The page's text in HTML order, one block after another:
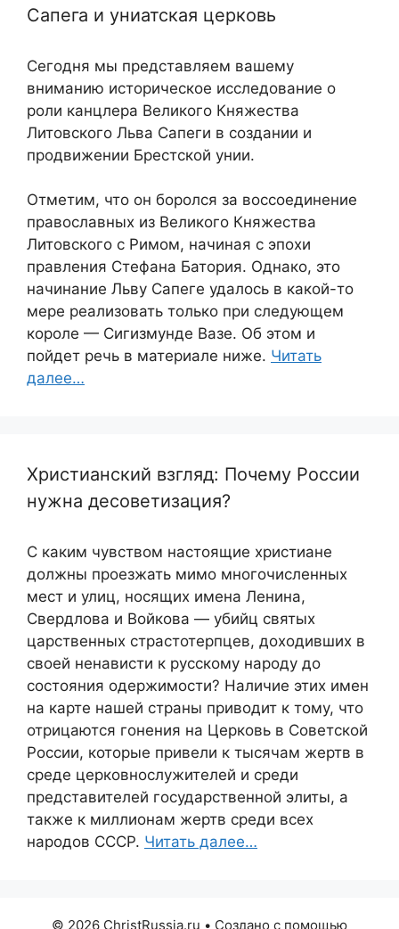
Сапега и униатская церковь
Сегодня мы представляем вашему
вниманию историческое исследование о
роли канцлера Великого Княжества
Литовского Льва Сапеги в создании и
продвижении Брестской унии.
Отметим, что он боролся за воссоединение
православных из Великого Княжества
Литовского с Римом, начиная с эпохи
правления Стефана Батория. Однако, это
начинание Льву Сапеге удалось в какой-то
мере реализовать только при следующем
короле — Сигизмунде Вазе. Об этом и
пойдет речь в материале ниже. Читать
далее…
Христианский взгляд: Почему России
нужна десоветизация?
С каким чувством настоящие христиане
должны проезжать мимо многочисленных
мест и улиц, носящих имена Ленина,
Свердлова и Войкова — убийц святых
царственных страстотерпцев, доходивших в
своей ненависти к русскому народу до
состояния одержимости? Наличие этих имен
на карте нашей страны приводит к тому, что
отрицаются гонения на Церковь в Советской
России, которые привели к тысячам жертв в
среде церковнослужителей и среди
представителей государственной элиты, а
также к миллионам жертв среди всех
народов СССР. Читать далее…
© 2026 ChristRussia.ru • Создано с помощью